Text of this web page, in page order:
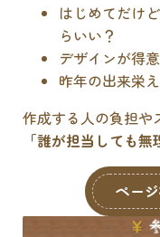
はじめてだけ
らいい？
デザインが得
昨年の出来栄
作成する人の負担や
「誰が担当しても
ペー